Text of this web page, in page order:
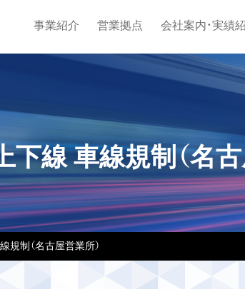
事業紹介 営業拠点 会社案内・実績
線 車線規制（名古
制（名古屋営業所）